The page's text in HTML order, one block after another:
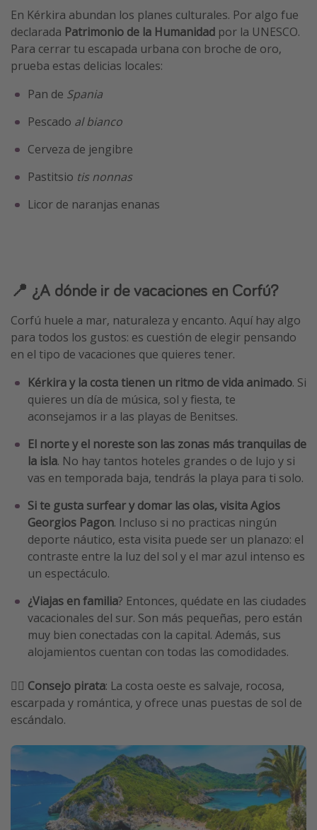
En Kérkira abundan los planes culturales. Por algo fue
declarada Patrimonio de la Humanidad por la UNESCO.
Para cerrar tu escapada urbana con broche de oro,
prueba estas delicias locales:
Pan de Spania
Pescado al bianco
Cerveza de jengibre
Pastitsio tis nonnas
Licor de naranjas enanas
📍 ¿A dónde ir de vacaciones en Corfú?
Corfú huele a mar, naturaleza y encanto. Aquí hay algo
para todos los gustos: es cuestión de elegir pensando
en el tipo de vacaciones que quieres tener.
Kérkira y la costa tienen un ritmo de vida animado. Si
quieres un día de música, sol y fiesta, te
aconsejamos ir a las playas de Benitses.
El norte y el noreste son las zonas más tranquilas de
la isla. No hay tantos hoteles grandes o de lujo y si
vas en temporada baja, tendrás la playa para ti solo.
Si te gusta surfear y domar las olas, visita Agios
Georgios Pagon. Incluso si no practicas ningún
deporte náutico, esta visita puede ser un planazo: el
contraste entre la luz del sol y el mar azul intenso es
un espectáculo.
¿Viajas en familia? Entonces, quédate en las ciudades
vacacionales del sur. Son más pequeñas, pero están
muy bien conectadas con la capital. Además, sus
alojamientos cuentan con todas las comodidades.
🏴‍☠️ Consejo pirata: La costa oeste es salvaje, rocosa,
escarpada y romántica, y ofrece unas puestas de sol de
escándalo.